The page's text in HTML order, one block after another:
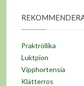
Praktröllika
Luktpion
Vipphortensia
Klätterros